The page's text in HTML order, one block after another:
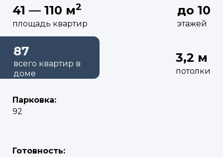
41 — 110 м2
площадь квартир
до 10
этажей
3,2 м
потолки
87
всего квартир в
доме
Парковка:
92
Готовность: